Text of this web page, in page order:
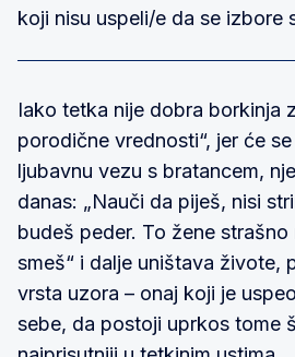
koji nisu uspeli/e da se izbore
Iako tetka nije dobra borkinja
porodične vrednosti“, jer će
ljubavnu vezu s bratancem,
danas: „Nauči da piješ, nisi
budeš peder. To žene strašno
smeš“ i dalje uništava živote,
vrsta uzora – onaj koji je
sebe, da postoji uprkos tome